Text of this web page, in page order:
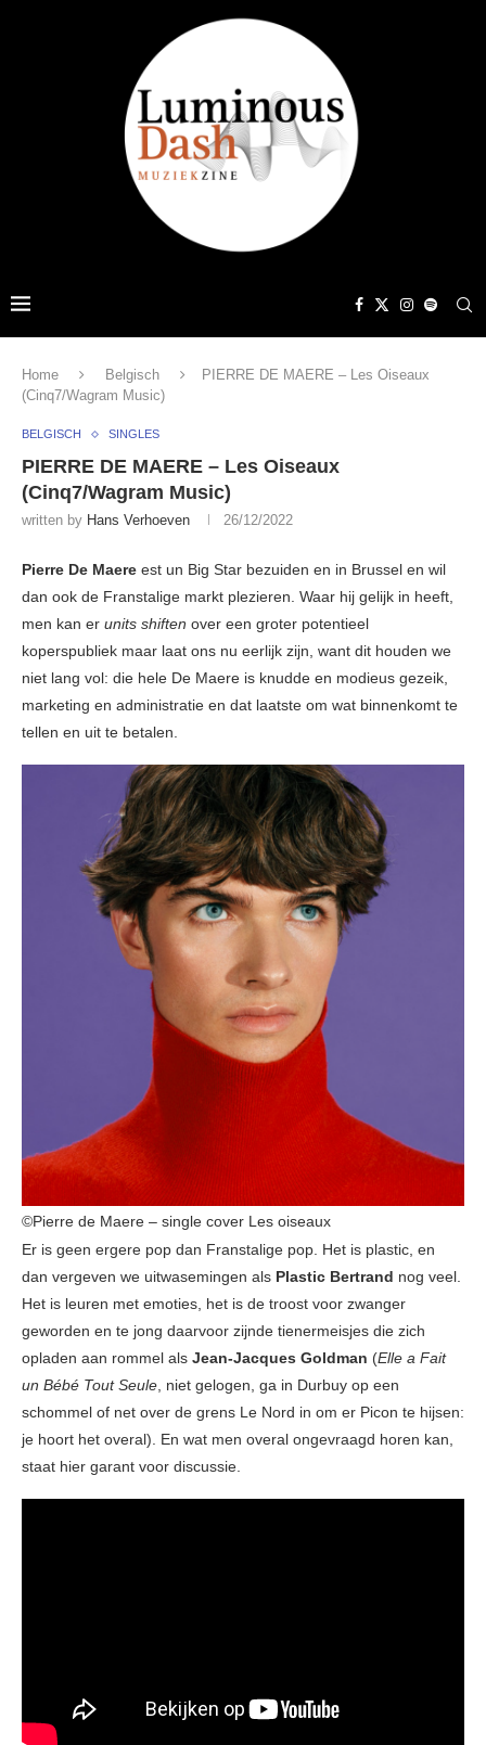
Home Belgisch
PIERRE DE MAERE – Les Oiseaux
(Cinq7/Wagram Music)
BELGISCH SINGLES
PIERRE DE MAERE – Les Oiseaux
(Cinq7/Wagram Music)
written by Hans Verhoeven 26/12/2022
Pierre De Maere est un Big Star bezuiden en in Brussel en wil
dan ook de Franstalige markt plezieren. Waar hij gelijk in heeft,
men kan er units shiften over een groter potentieel
koperspubliek maar laat ons nu eerlijk zijn, want dit houden we
niet lang vol: die hele De Maere is knudde en modieus gezeik,
marketing en administratie en dat laatste om wat binnenkomt te
tellen en uit te betalen.
©Pierre de Maere – single cover Les oiseaux
Er is geen ergere pop dan Franstalige pop. Het is plastic, en
dan vergeven we uitwasemingen als Plastic Bertrand nog veel.
Het is leuren met emoties, het is de troost voor zwanger
geworden en te jong daarvoor zijnde tienermeisjes die zich
opladen aan rommel als Jean-Jacques Goldman (Elle a Fait
un Bébé Tout Seule, niet gelogen, ga in Durbuy op een
schommel of net over de grens Le Nord in om er Picon te hijsen:
je hoort het overal). En wat men overal ongevraagd horen kan,
staat hier garant voor discussie.